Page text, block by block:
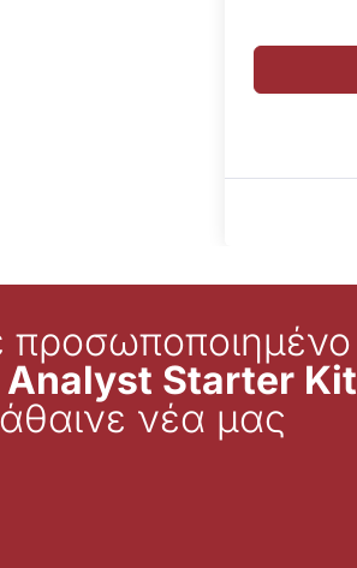
προσωποποιημένο
Analyst Starter Kit
νέα μας